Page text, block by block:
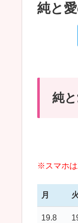
純と
純
※スマホ
月
19.8